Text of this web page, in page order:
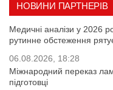
НОВИНИ ПАРТНЕРІВ
Медичні аналізи у 2026
рутинне обстеження
06.08.2026, 18:28
Міжнародний переказ
підготовці